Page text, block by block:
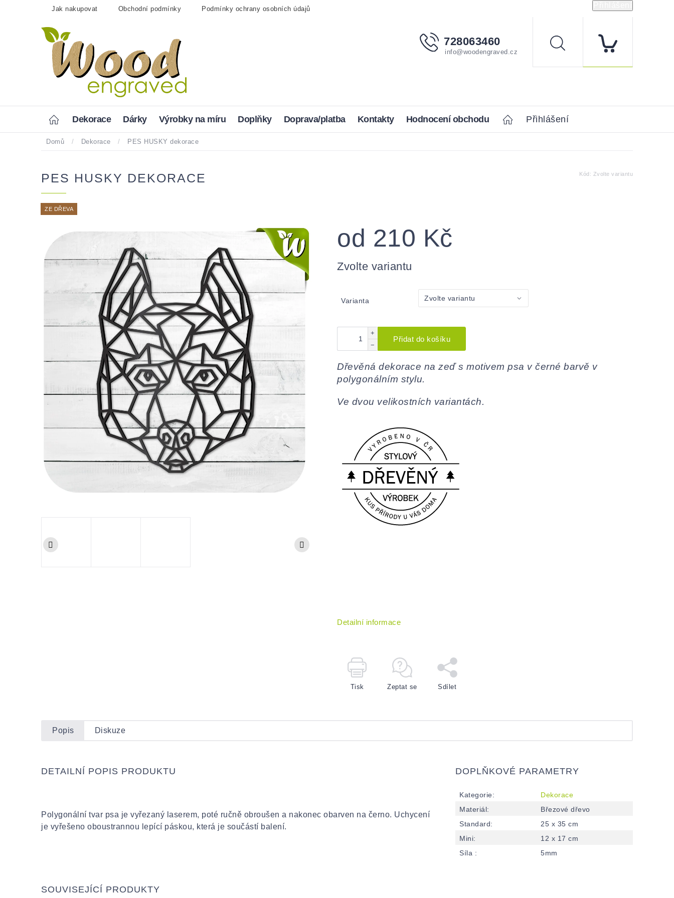
Jak nakupovat Obchodní podmínky Podmínky ochrany osobních údajů
728063460
info@woodengraved.cz
Hledat
Home Dekorace Dárky Výrobky na míru Doplňky Doprava/platba Kontakty Hodnocení obchodu Home Přihlášení
Domů / Dekorace / PES HUSKY dekorace
PES HUSKY DEKORACE Kód: Zvolte variantu
ZE DŘEVA
od 210 Kč
cena:
Zvolte variantu
Varianta
+
−
Přidat do košíku
Dřevěná dekorace na zeď s motivem psa v černé barvě v
polygonálním stylu.
Ve dvou velikostních variantách.
Detailní informace
Tisk Zeptat se Sdílet
Popis Diskuze
DETAILNÍ POPIS PRODUKTU
Polygonální tvar psa je vyřezaný laserem, poté ručně obroušen a nakonec obarven na černo. Uchycení
je vyřešeno oboustrannou lepící páskou, která je součástí balení.
DOPLŇKOVÉ PARAMETRY
Kategorie:
Dekorace
Materiál:
Březové dřevo
Standard:
25 x 35 cm
Mini:
12 x 17 cm
Síla : 5mm
SOUVISEJÍCÍ PRODUKTY